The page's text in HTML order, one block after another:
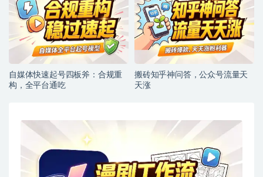
自媒体快速起号四板斧：合规重
构，全平台通吃
搬砖知乎神问答，公众号流量天
天涨